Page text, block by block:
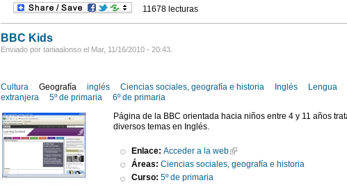
11678 lecturas
BBC Kids
Enviado por taniaalonso el Mar, 11/16/2010 - 20:43.
Cultura Geografía inglés Ciencias sociales, geografía e historia Inglés
Lengua
extranjera
5º de primaria
6º de primaria
Página de la BBC orientada hacia niños entre 4 y 11 años
diversos temas en Inglés.
Enlace:Acceder a la web
Áreas:Ciencias sociales, geografía e historia
Curso:5º de primaria